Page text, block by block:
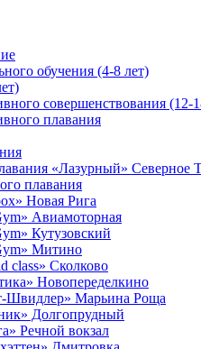
обучения (4-8 лет)
совершенствования (12-
плавания
«Лазурный» Северное
плавания
Новая Рига
Авиамоторная
Кутузовский
Митино
class» Сколково
Новопеределкино
Швидлер» Марьина Роща
Долгопрудный
Речной вокзал